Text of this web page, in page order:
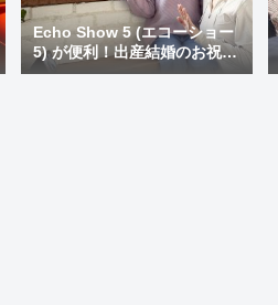
Echo Show 5 (エコーショー
5) が便利！出産結婚のお祝い
にプレゼントもアリです！